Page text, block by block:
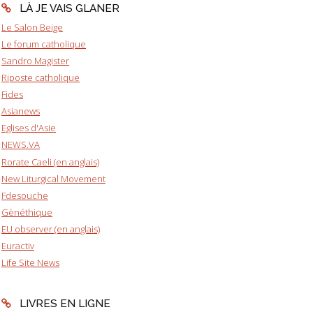
LÀ JE VAIS GLANER
Le Salon Beige
Le forum catholique
Sandro Magister
Riposte catholique
Fides
Asianews
Eglises d'Asie
NEWS.VA
Rorate Caeli (en anglais)
New Liturgical Movement
Fdesouche
Gènéthique
EU observer (en anglais)
Euractiv
Life Site News
LIVRES EN LIGNE